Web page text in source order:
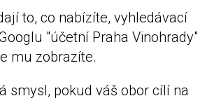
to, co nabízíte, vyhledávací
"účetní Praha Vinohrady"
mu zobrazíte.
smysl, pokud váš obor cílí na